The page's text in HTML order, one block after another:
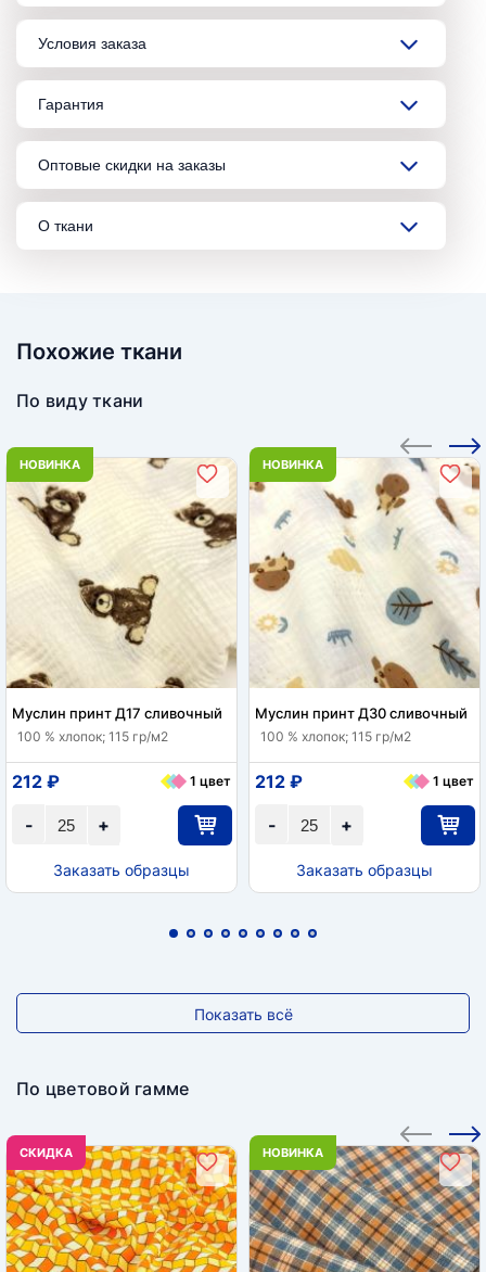
Условия заказа
Гарантия
Оптовые скидки на заказы
О ткани
Похожие ткани
По виду ткани
НОВИНКА
Муслин принт Д17 сливочный
100 % хлопок; 115 гр/м2
+
-
212 ₽ 1 цвет
Заказать образцы
НОВИНКА
Муслин принт Д30 сливочный
100 % хлопок; 115 гр/м2
+
-
212 ₽ 1 цвет
Заказать образцы
Показать всё
По цветовой гамме
CКИДКА НОВИНКА